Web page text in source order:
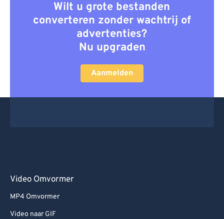
Wilt u grote bestanden
converteren zonder wachtrij of
advertenties?
Nu upgraden
Aanmelden
Video Omvormer
MP4 Omvormer
Video naar GIF